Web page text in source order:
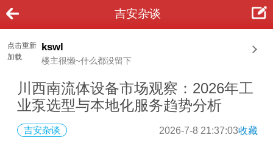
吉安杂谈
点击重新
加载
kswl
楼主很懒~什么都没留下
川西南流体设备市场观察：2026年工
业泵选型与本地化服务趋势分析
吉安杂谈 2026-7-8 21:37:03收藏